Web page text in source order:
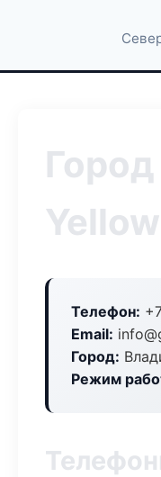
Yellow
Телефон:
Email:
Город:
Режим